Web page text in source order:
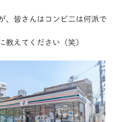
、皆さんはコンビ二は何派で
教えてください（笑）